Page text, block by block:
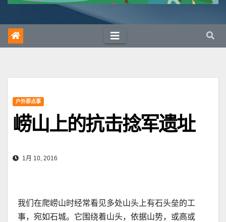
户外那点事
崂山上的抗击捻军遗址
1月 10, 2016
我们在爬崂山时经常看见多处山头上有石头垒的工
事，宛如石城。它围绕着山头，依据山势，或高或